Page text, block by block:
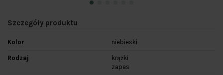
Szczegóły produktu
Kolor niebieski
Rodzaj
krążki
zapas